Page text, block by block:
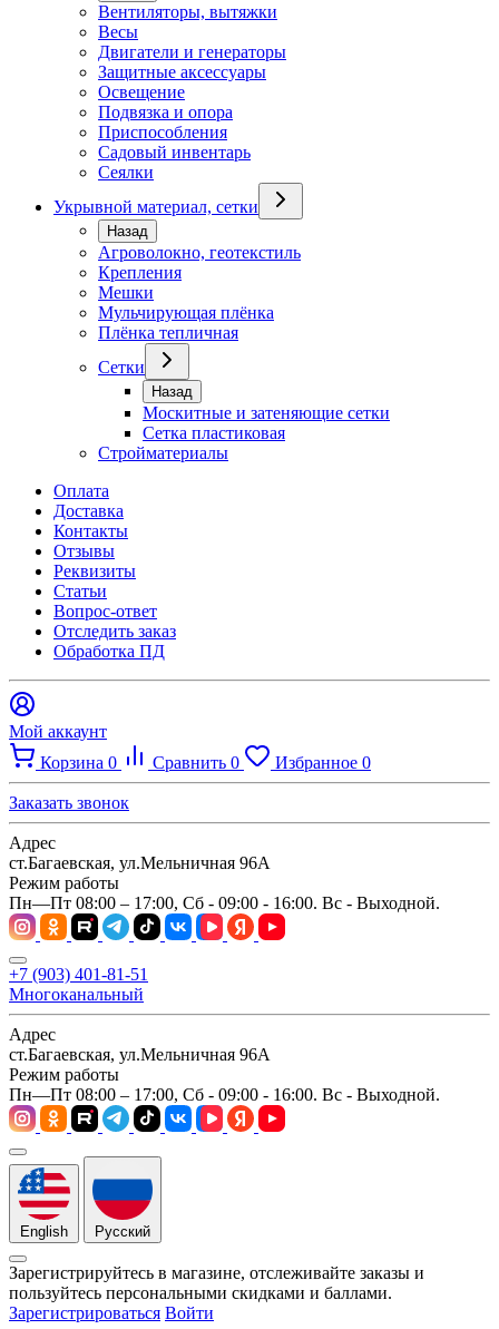
Вентиляторы, вытяжки
Весы
Двигатели и генераторы
Защитные аксессуары
Освещение
Подвязка и опора
Приспособления
Садовый инвентарь
Сеялки
Укрывной материал, сетки
Назад
Агроволокно, геотекстиль
Крепления
Мешки
Мульчирующая плёнка
Плёнка тепличная
Сетки
Назад
Москитные и затеняющие сетки
Сетка пластиковая
Стройматериалы
Оплата
Доставка
Контакты
Отзывы
Реквизиты
Статьи
Вопрос-ответ
Отследить заказ
Обработка ПД
Мой аккаунт
Корзина 0 Сравнить 0 Избранное 0
Заказать звонок
Адрес
ст.Багаевская, ул.Мельничная 96А
Режим работы
Пн—Пт 08:00 – 17:00, Сб - 09:00 - 16:00. Вс - Выходной.
+7 (903) 401-81-51
Многоканальный
Адрес
ст.Багаевская, ул.Мельничная 96А
Режим работы
Пн—Пт 08:00 – 17:00, Сб - 09:00 - 16:00. Вс - Выходной.
English Русский
Зарегистрируйтесь в магазине, отслеживайте заказы и
пользуйтесь персональными скидками и баллами.
Зарегистрироваться Войти